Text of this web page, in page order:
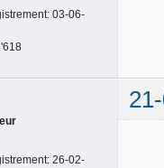
03-06-
26-02-